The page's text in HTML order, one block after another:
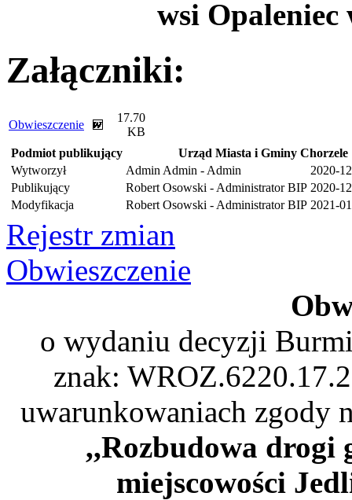
wsi Opaleniec
Załączniki:
Obwieszczenie
17.70
KB
Podmiot publikujący
Urząd Miasta i Gminy Chorzele
Wytworzył
Admin Admin - Admin
2020-
Publikujący
Robert Osowski - Administrator BIP 2020-
Modyfikacja
Robert Osowski - Administrator BIP 2021-
Rejestr zmian
Obwieszczenie
o wydaniu decyzji
znak:
uwarunkowaniach zgody
,,Rozbudowa drogi
miejscowości